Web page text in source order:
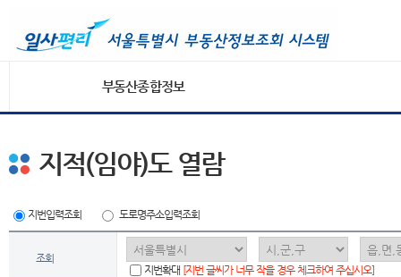
부동산종합정보
지적(임야)도 열람
지번입력조회 도로명주소입력조회
조회
지번확대 [지번 글씨가 너무 작을 경우 체크하여 주십시오]